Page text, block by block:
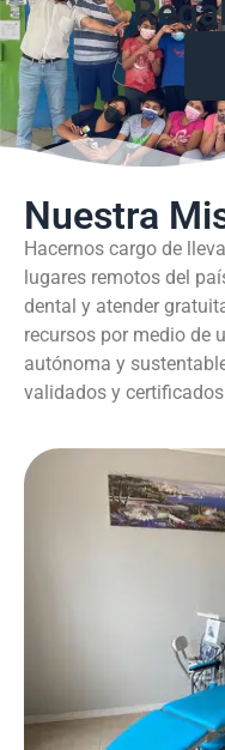
Nuestra
Hacernos cargo de
lugares remotos del
dental y atender
recursos por medio de
autónoma y
validados y